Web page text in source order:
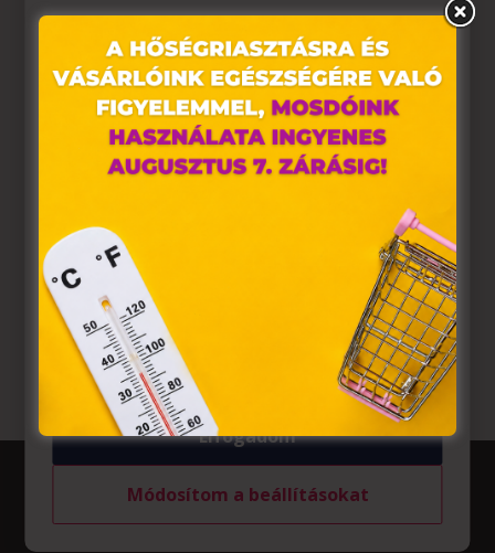
Ez az oldal sütiket használ
Weboldalunkon „cookie"-kat (továbbiakban „süti")
alkalmazunk. Ezek olyan fájlok, melyek információt
tárolnak webes böngészőjében. Ehhez az Ön
hozzájárulása szükséges.
A „sütiket" az elektronikus hírközlésről szóló 2003. évi C.
törvény, az elektronikus kereskedelmi szolgáltatások, az
információs társadalommal összefüggő szolgáltatások
egyes kérdéseiről szóló 2001. évi CVIII. törvény, valamint
az Európai Unió előírásainak megfelelően használjuk.
Azon weblapoknak, melyek az Európai Unió országain
belül működnek, a „sütik" használatához, és ezeknek a
felhasználó számítógépén vagy egyéb eszközén történő
tárolásához a felhasználók hozzájárulását kell kérniük.
Elfogadom
Módosítom a beállításokat